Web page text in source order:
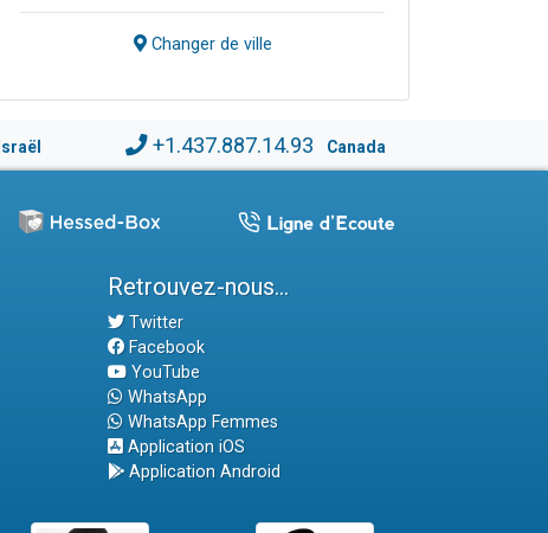
Changer de ville
Israël +1.437.887.14.93 Canada
Retrouvez-nous...
Twitter
Facebook
YouTube
WhatsApp
WhatsApp Femmes
Application iOS
Application Android